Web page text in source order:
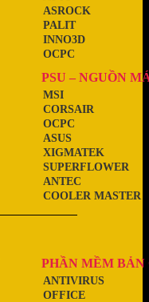
OCPC
INNO3D
PALIT
ASROCK
PSU – NGUỒN
COOLER MASTER
ANTEC
SUPERFLOWER
XIGMATEK
ASUS
OCPC
CORSAIR
MSI
PHẦN MỀM BẢN
OFFICE
ANTIVIRUS